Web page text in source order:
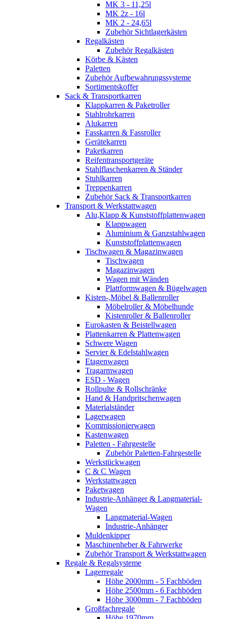
MK 3 - 11,25l
MK 2z - 16l
MK 2 - 24,65l
Zubehör Sichtlagerkästen
Regalkästen
Zubehör Regalkästen
Körbe & Kästen
Paletten
Zubehör Aufbewahrungssysteme
Sortimentskoffer
Sack & Transportkarren
Klappkarren & Paketroller
Stahlrohrkarren
Alukarren
Fasskarren & Fassroller
Gerätekarren
Paketkarren
Reifentransportgeräte
Stahlflaschenkarren & Ständer
Stuhlkarren
Treppenkarren
Zubehör Sack & Transportkarren
Transport & Werkstattwagen
Alu,Klapp & Kunststoffplattenwagen
Klappwagen
Aluminium & Ganzstahlwagen
Kunststoffplattenwagen
Tischwagen & Magazinwagen
Tischwagen
Magazinwagen
Wagen mit Wänden
Plattformwagen & Bügelwagen
Kisten-,Möbel & Ballenroller
Möbelroller & Möbelhunde
Kistenroller & Ballenroller
Eurokasten & Beistellwagen
Plattenkarren & Plattenwagen
Schwere Wagen
Servier & Edelstahlwagen
Etagenwagen
Tragarmwagen
ESD - Wagen
Rollpulte & Rollschränke
Hand & Handpritschenwagen
Materialständer
Lagerwagen
Kommissionierwagen
Kastenwagen
Paletten - Fahrgestelle
Zubehör Paletten-Fahrgestelle
Werkstückwagen
C & C Wagen
Werkstattwagen
Paketwagen
Industrie-Anhänger & Langmaterial-
Wagen
Langmaterial-Wagen
Industrie-Anhänger
Muldenkipper
Maschinenheber & Fahrwerke
Zubehör Transport & Werkstattwagen
Regale & Regalsysteme
Lagerregale
Höhe 2000mm - 5 Fachböden
Höhe 2500mm - 6 Fachböden
Höhe 3000mm - 7 Fachböden
Großfachregale